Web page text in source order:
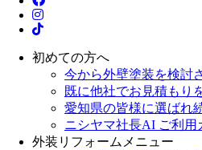
初めての方へ
今から外壁塗装を検討
既に他社でお見積もり
愛知県の皆様に選ばれ
ニシヤマ社長AI ご利用
外装リフォームメニュー